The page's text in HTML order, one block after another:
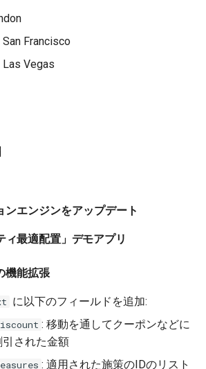
Francisco
Vegas
ンエンジンをアップデート
ィ最適配置」デモアプリ
機能拡張
に以下のフィールドを追加:
: 移動を通してクーポンなどに
引された金額
: 適用された施策のIDのリスト